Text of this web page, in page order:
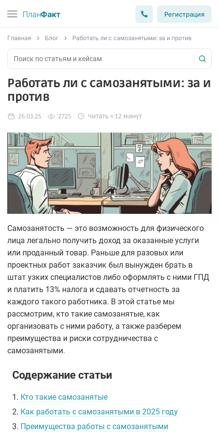
ПланФакт Регистрация
Главная Блог Работать ли с самозанятыми: за и против
Работать ли с самозанятыми: за и
против
26.03.25 2725 Читать ≈ 12 минут
Самозанятость — это возможность для физического
лица легально получить доход за оказанные услуги
или проданный товар. Раньше для разовых или
проектных работ заказчик был вынужден брать в
штат узких специалистов либо оформлять с ними ГПД
и платить 13% налога и сдавать отчетность за
каждого такого работника. В этой статье мы
рассмотрим, кто такие самозанятые, как
организовать с ними работу, а также разберем
преимущества и риски сотрудничества с
самозанятыми.
Содержание статьи
1. Кто такие самозанятые
2. Как работать с самозанятыми в 2025 году
3. Преимущества работы с самозанятыми